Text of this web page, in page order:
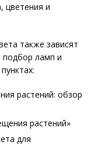
цветения и
также зависят
подбор ламп и
растений: обзор
растений»
для